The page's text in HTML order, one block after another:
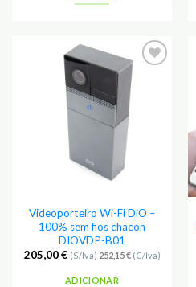
Videoporteiro Wi-Fi DiO –
100% sem fios chacon
DIOVDP-B01
205,00€ (S/Iva) 252,15€(C/Iva)
ADICIONAR